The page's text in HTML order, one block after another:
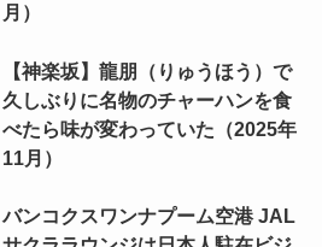
月）
【神楽坂】龍朋（りゅうほう）で
久しぶりに名物のチャーハンを食
べたら味が変わっていた（2025年
11月）
バンコクスワンナプーム空港 JAL